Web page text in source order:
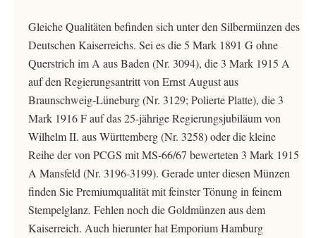
Gleiche Qualitäten befinden sich unter den Silbermünzen des
Deutschen Kaiserreichs. Sei es die 5 Mark 1891 G ohne
Querstrich im A aus Baden (Nr. 3094), die 3 Mark 1915 A
auf den Regierungsantritt von Ernst August aus
Braunschweig-Lüneburg (Nr. 3129; Polierte Platte), die 3
Mark 1916 F auf das 25-jährige Regierungsjubiläum von
Wilhelm II. aus Württemberg (Nr. 3258) oder die kleine
Reihe der von PCGS mit MS-66/67 bewerteten 3 Mark 1915
A Mansfeld (Nr. 3196-3199). Gerade unter diesen Münzen
finden Sie Premiumqualität mit feinster Tönung in feinem
Stempelglanz. Fehlen noch die Goldmünzen aus dem
Kaiserreich. Auch hierunter hat Emporium Hamburg